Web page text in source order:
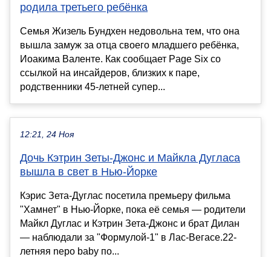
родила третьего ребёнка
Семья Жизель Бундхен недовольна тем, что она
вышла замуж за отца своего младшего ребёнка,
Иоакима Валенте. Как сообщает Page Six со
ссылкой на инсайдеров, близких к паре,
родственники 45-летней супер...
12:21, 24 Ноя
Дочь Кэтрин Зеты-Джонс и Майкла Дугласа
вышла в свет в Нью-Йорке
Кэрис Зета-Дуглас посетила премьеру фильма
"Хамнет" в Нью-Йорке, пока её семья — родители
Майкл Дуглас и Кэтрин Зета-Джонс и брат Дилан
— наблюдали за "Формулой-1" в Лас-Вегасе.22-
летняя nepo baby по...